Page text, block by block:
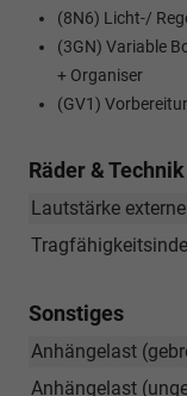
(8N6) Licht-/
(3GN) Variable
+ Organiser
(GV1)
Räder & Technik
Lautstärke
Sonstiges
Anhängelast
Anhängelast